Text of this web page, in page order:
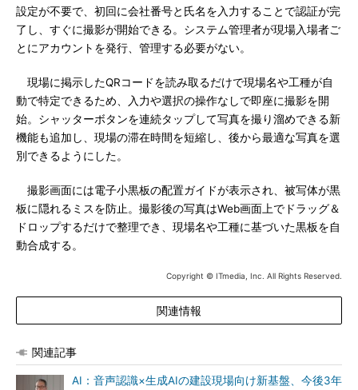
設定が不要で、初回に会社番号と氏名を入力することで認証が完
了し、すぐに撮影が開始できる。システム管理者が現場入場者ご
とにアカウントを発行、管理する必要がない。
現場に掲示したQRコードを読み取るだけで現場名や工種が自
動で特定できるため、入力や選択の操作なしで即座に撮影を開
始。シャッターボタンを連続タップして写真を撮り溜めできる新
機能も追加し、現場の滞在時間を短縮し、後から最適な写真を選
別できるようにした。
撮影画面には電子小黒板の配置ガイドが表示され、被写体が黒
板に隠れるミスを防止。撮影後の写真はWeb画面上でドラッグ＆
ドロップするだけで整理でき、現場名や工種に基づいた黒板を自
動合成する。
Copyright © ITmedia, Inc. All Rights Reserved.
関連情報
関連記事
AI：音声認識×生成AIの建設現場向け新基盤、今後3年